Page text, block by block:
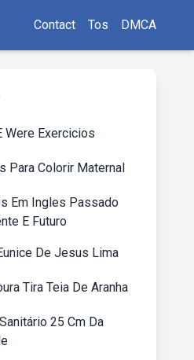
Contact Tos DMCA
Were Exercicios
Para Colorir Maternal
Em Ingles Passado
E Futuro
De Jesus Lima
Tira Teia De Aranha
25 Cm Da